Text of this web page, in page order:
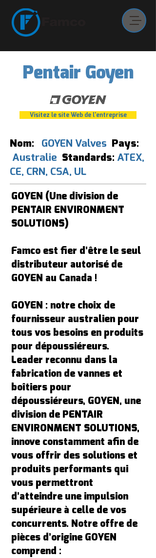
Pentair Goyen
Visitez le site Web de l'entreprise
Nom: GOYEN Valves Pays:
Australie Standards: ATEX,
CE, CRN, CSA, UL
GOYEN (Une division de
PENTAIR ENVIRONMENT
SOLUTIONS)
Famco est fier d’être le seul
distributeur autorisé de
GOYEN au Canada !
GOYEN : notre choix de
fournisseur australien pour
tous vos besoins en produits
pour dépoussiéreurs.
Leader reconnu dans la
fabrication de vannes et
boîtiers pour
dépoussiéreurs, GOYEN, une
division de PENTAIR
ENVIRONMENT SOLUTIONS,
innove constamment afin de
vous offrir des solutions et
produits performants qui
vous permettront
d’atteindre une impulsion
supérieure à celle de vos
concurrents. Notre offre de
pièces d’origine GOYEN
comprend :